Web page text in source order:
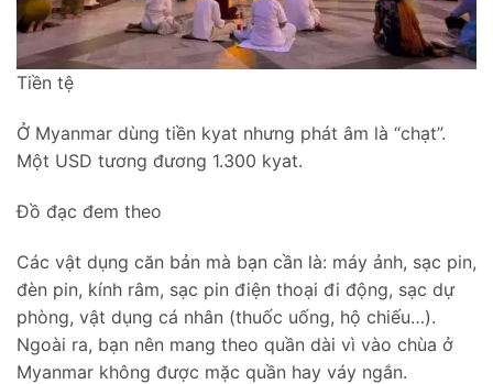
Tiền tệ
Ở Myanmar dùng tiền kyat nhưng phát âm là “chạt”.
Một USD tương đương 1.300 kyat.
Đồ đạc đem theo
Các vật dụng căn bản mà bạn cần là: máy ảnh, sạc pin,
đèn pin, kính râm, sạc pin điện thoại đi động, sạc dự
phòng, vật dụng cá nhân (thuốc uống, hộ chiếu…).
Ngoài ra, bạn nên mang theo quần dài vì vào chùa ở
Myanmar không được mặc quần hay váy ngắn.